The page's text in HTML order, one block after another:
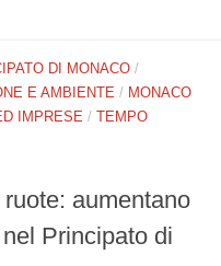
DI MONACO /
E AMBIENTE / MONACO
IMPRESE / TEMPO
aumentano
Principato di